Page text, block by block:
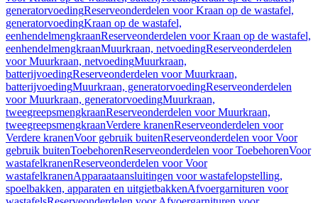
generatorvoedingReserveonderdelen voor Kraan op de wastafel,
generatorvoedingKraan op de wastafel,
eenhendelmengkraanReserveonderdelen voor Kraan op de wastafel,
eenhendelmengkraanMuurkraan, netvoedingReserveonderdelen
voor Muurkraan, netvoedingMuurkraan,
batterijvoedingReserveonderdelen voor Muurkraan,
batterijvoedingMuurkraan, generatorvoedingReserveonderdelen
voor Muurkraan, generatorvoedingMuurkraan,
tweegreepsmengkraanReserveonderdelen voor Muurkraan,
tweegreepsmengkraanVerdere kranenReserveonderdelen voor
Verdere kranenVoor gebruik buitenReserveonderdelen voor Voor
gebruik buitenToebehorenReserveonderdelen voor ToebehorenVoor
wastafelkranenReserveonderdelen voor Voor
wastafelkranenApparaataansluitingen voor wastafelopstelling,
spoelbakken, apparaten en uitgietbakkenAfvoergarnituren voor